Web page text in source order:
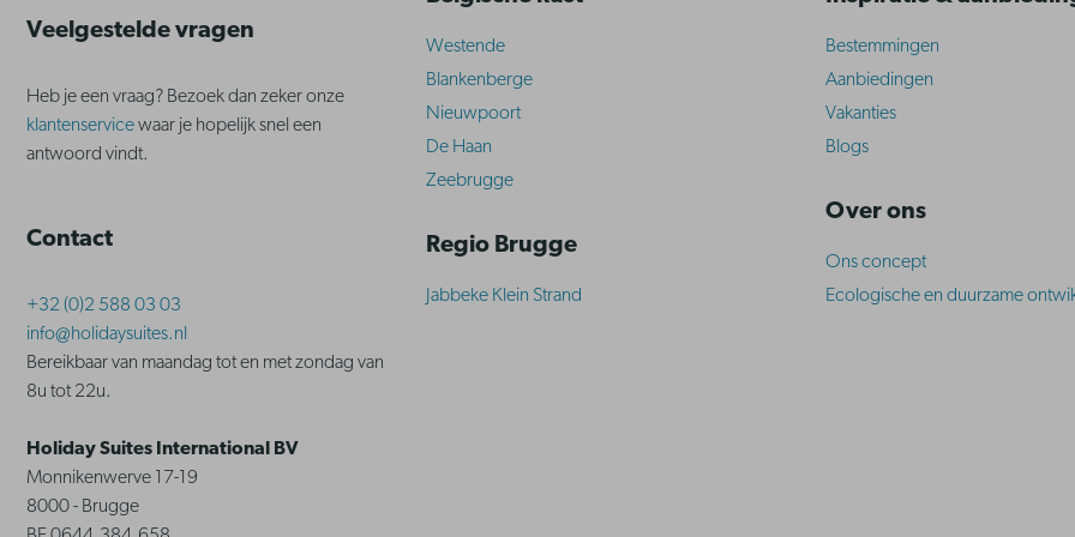
Veelgestelde vragen
Heb je een vraag? Bezoek dan zeker onze
klantenservicewaar je hopelijk snel een
antwoord vindt.
Contact
+32 (0)2 588 03 03
info@holidaysuites.nl
Bereikbaar van maandag tot en met zondag van
8u tot 22u.
Holiday Suites International BV
Monnikenwerve 17-19
8000 - Brugge
Westende
Blankenberge
Nieuwpoort
De Haan
Zeebrugge
Regio Brugge
Jabbeke Klein Strand
Bestemmingen
Aanbiedingen
Vakanties
Blogs
Over ons
Ons concept
Ecologische en duurzame